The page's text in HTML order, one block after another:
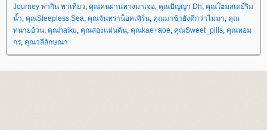
Journey พากิน พาเที่ยว คุณคนผ่านทางมาเจอ คุณปัญญา Dh คุณโฮมสเตย์ริม
น้ำ คุณSleepless Sea คุณจันทราน็อคเทิร์น คุณมาช้ายังดีกว่าไม่มา คุณ
ทนายอ้วน คุณhaiku คุณสองแผ่นดิน คุณkae+aoe คุณSweet_pills คุณหอม
กร คุณวลีลักษณา